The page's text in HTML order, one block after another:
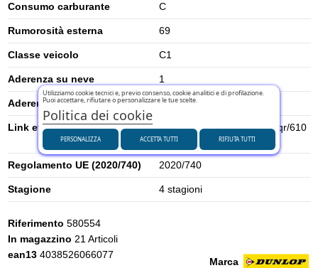
Consumo carburante C
Rumorosità esterna 69
Classe veicolo C1
Aderenza su neve 1
Aderenza su ghiaccio 0
Link etichetta energetica UE
https://eprel.ec.europa.eu/qr/610
557
Regolamento UE (2020/740) 2020/740
Stagione 4 stagioni
Marca
Riferimento 580554
In magazzino 21 Articoli
ean13 4038526066077
Utilizziamo cookie tecnici e, previo consenso, cookie analitici e di profilazione.
Puoi accettare, rifiutare o personalizzare le tue scelte.
Politica dei cookie
PERSONALIZZA RIFIUTA TUTTI
ACCETTA TUTTI